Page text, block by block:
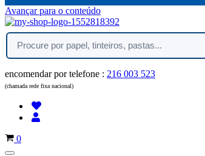
Avançar para o conteúdo
encomendar por telefone : 216 003 523
(chamada rede fixa nacional)
Carrinho
0